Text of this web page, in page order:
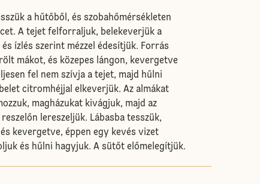
a hűtőből, és szobahőmérsékleten
A tejet felforraljuk, belekeverjük a
ízlés szerint mézzel édesítjük. Forrás
mákot, és közepes lángon, kevergetve
fel nem szívja a tejet, majd hűlni
citromhéjjal elkeverjük. Az almákat
magházukat kivágjuk, majd az
lereszeljük. Lábasba tesszük,
kevergetve, éppen egy kevés vizet
és hűlni hagyjuk. A sütőt előmelegítjük.